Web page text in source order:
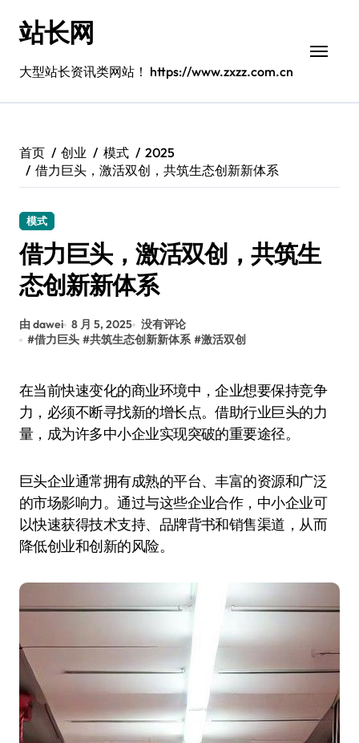
站长网
大型站长资讯类网站！ https://www.zxzz.com.cn
首页 创业 模式
2025
借力巨头，激活双创，共筑生态创新新体系
模式
借力巨头，激活双创，共筑生
态创新新体系
由 dawei 8 月 5, 2025 没有评论
#借力巨头 #共筑生态创新新体系 #激活双创
在当前快速变化的商业环境中，企业想要保持竞争
力，必须不断寻找新的增长点。借助行业巨头的力
量，成为许多中小企业实现突破的重要途径。
巨头企业通常拥有成熟的平台、丰富的资源和广泛
的市场影响力。通过与这些企业合作，中小企业可
以快速获得技术支持、品牌背书和销售渠道，从而
降低创业和创新的风险。